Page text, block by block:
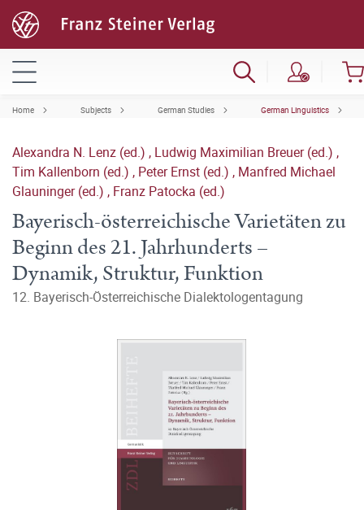
Home Subjects German Studies German Linguistics
Alexandra N. Lenz (ed.) , Ludwig Maximilian Breuer (ed.) ,
Tim Kallenborn (ed.) , Peter Ernst (ed.) , Manfred Michael
Glauninger (ed.) , Franz Patocka (ed.)
Bayerisch-österreichische Varietäten zu
Beginn des 21. Jahrhunderts –
Dynamik, Struktur, Funktion
12. Bayerisch-Österreichische Dialektologentagung